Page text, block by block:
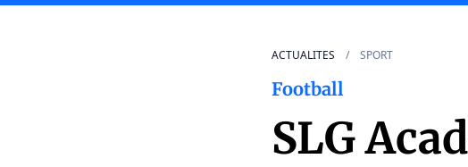
ACTUALITES SPORT
Football
SLG